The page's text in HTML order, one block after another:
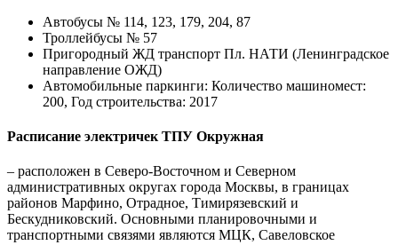
Автобусы № 114, 123, 179, 204, 87
Троллейбусы № 57
Пригородный ЖД транспорт Пл. НАТИ (Ленинградское
направление ОЖД)
Автомобильные паркинги: Количество машиномест:
200, Год строительства: 2017
Расписание электричек ТПУ Окружная
– расположен в Северо-Восточном и Северном
административных округах города Москвы, в границах
районов Марфино, Отрадное, Тимирязевский и
Бескудниковский. Основными планировочными и
транспортными связями являются МЦК, Савеловское